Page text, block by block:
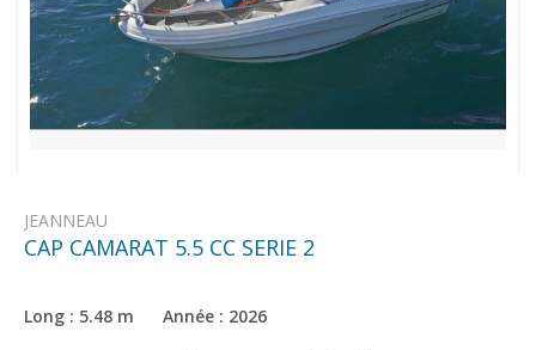
JEANNEAU
CAP CAMARAT 5.5 CC SERIE 2
Long : 5.48 m Année : 2026